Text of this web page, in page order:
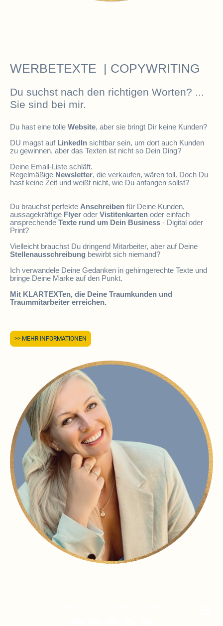
WERBETEXTE | COPYWRITING
Du suchst nach den richtigen Worten? ...
Sie sind bei mir.
Du hast eine tolle Website, aber sie bringt Dir keine Kunden?
DU magst auf LinkedIn sichtbar sein, um dort auch Kunden
zu gewinnen, aber das Texten ist nicht so Dein Ding?
Deine Email-Liste schläft.
Regelmäßige Newsletter, die verkaufen, wären toll. Doch Du
hast keine Zeit und weißt nicht, wie Du anfangen sollst?
Du brauchst perfekte Anschreiben für Deine Kunden,
aussagekräftige Flyer oder Vistitenkarten oder einfach
ansprechende Texte rund um Dein Business - Digital oder
Print?
Vielleicht brauchst Du dringend Mitarbeiter, aber auf Deine
Stellenausschreibung bewirbt sich niemand?
Ich verwandele Deine Gedanken in gehirngerechte Texte und
bringe Deine Marke auf den Punkt.
Mit KLARTEXTen, die Deine Traumkunden und
Traummitarbeiter erreichen.
>> MEHR INFORMATIONEN